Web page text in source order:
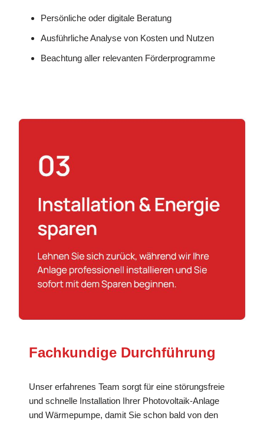
Persönliche oder digitale Beratung
Ausführliche Analyse von Kosten und Nutzen
Beachtung aller relevanten Förderprogramme
Fachkundige Durchführung
Unser erfahrenes Team sorgt für eine störungsfreie
und schnelle Installation Ihrer Photovoltaik-Anlage
und Wärmepumpe, damit Sie schon bald von den